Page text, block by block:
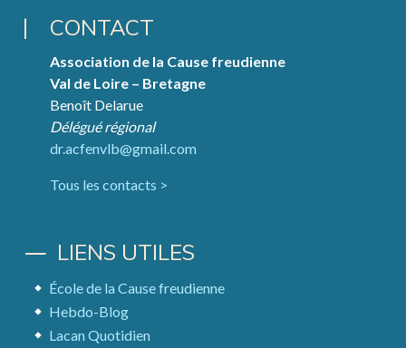
CONTACT
Association de la Cause freudienne
Val de Loire – Bretagne
Benoît Delarue
Délégué régional
dr.acfenvlb@gmail.com
Tous les contacts >
LIENS UTILES
École de la Cause freudienne
Hebdo-Blog
Lacan Quotidien